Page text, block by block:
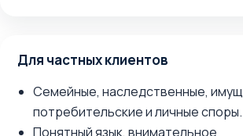
Для частных клиентов
Семейные, наследственные,
потребительские и личные споры.
Понятный язык, внимательное